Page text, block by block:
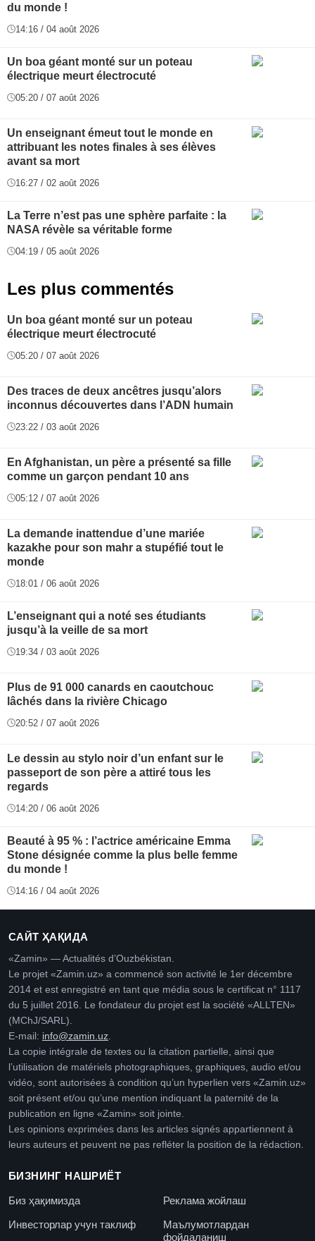
du monde !
14:16 / 04 août 2026
Un boa géant monté sur un poteau
électrique meurt électrocuté
05:20 / 07 août 2026
Un enseignant émeut tout le monde en
attribuant les notes finales à ses élèves
avant sa mort
16:27 / 02 août 2026
La Terre n’est pas une sphère parfaite : la
NASA révèle sa véritable forme
04:19 / 05 août 2026
Les plus commentés
Un boa géant monté sur un poteau
électrique meurt électrocuté
05:20 / 07 août 2026
Des traces de deux ancêtres jusqu’alors
inconnus découvertes dans l’ADN humain
23:22 / 03 août 2026
En Afghanistan, un père a présenté sa fille
comme un garçon pendant 10 ans
05:12 / 07 août 2026
La demande inattendue d’une mariée
kazakhe pour son mahr a stupéfié tout le
monde
18:01 / 06 août 2026
L’enseignant qui a noté ses étudiants
jusqu’à la veille de sa mort
19:34 / 03 août 2026
Plus de 91 000 canards en caoutchouc
lâchés dans la rivière Chicago
20:52 / 07 août 2026
Le dessin au stylo noir d’un enfant sur le
passeport de son père a attiré tous les
regards
14:20 / 06 août 2026
Beauté à 95 % : l’actrice américaine Emma
Stone désignée comme la plus belle femme
du monde !
14:16 / 04 août 2026
САЙТ ҲАҚИДА
«Zamin» — Actualités d’Ouzbékistan.
Le projet «Zamin.uz» a commencé son activité le 1er décembre
2014 et est enregistré en tant que média sous le certificat n° 1117
du 5 juillet 2016. Le fondateur du projet est la société «ALLTEN»
(MChJ/SARL).
E-mail: info@zamin.uz
La copie intégrale de textes ou la citation partielle, ainsi que
l’utilisation de matériels photographiques, graphiques, audio et/ou
vidéo, sont autorisées à condition qu’un hyperlien vers «Zamin.uz»
soit présent et/ou qu’une mention indiquant la paternité de la
publication en ligne «Zamin» soit jointe.
Les opinions exprimées dans les articles signés appartiennent à
leurs auteurs et peuvent ne pas refléter la position de la rédaction.
БИЗНИНГ НАШРИЁТ
Биз ҳақимизда
Реклама жойлаш
Инвесторлар учун таклиф
Маълумотлардан
фойдаланиш